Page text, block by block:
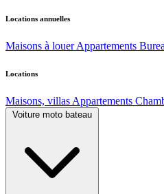
Locations annuelles
Maisons à louer Appartements
Locations
Maisons, villas Appartements
Voiture moto bateau